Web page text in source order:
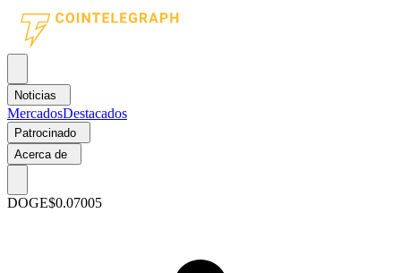
Noticias
MercadosDestacados
Patrocinado
Acerca de
DOGE$0.07005